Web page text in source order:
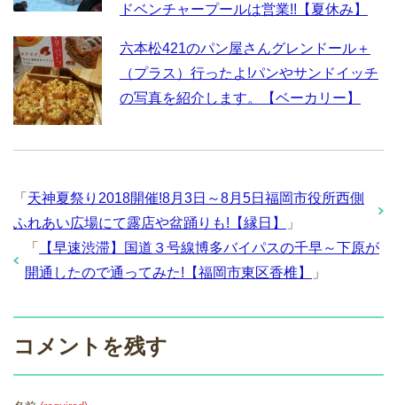
ドベンチャープールは営業!!【夏休み】
六本松421のパン屋さんグレンドール＋
（プラス）行ったよ!パンやサンドイッチ
の写真を紹介します。【ベーカリー】
「 天神夏祭り2018開催!8月3日～8月5日福岡市役所西側
ふれあい広場にて露店や盆踊りも!【縁日】
」
「
【早速渋滞】国道３号線博多バイパスの千早～下原が
開通したので通ってみた!【福岡市東区香椎】
」
コメントを残す